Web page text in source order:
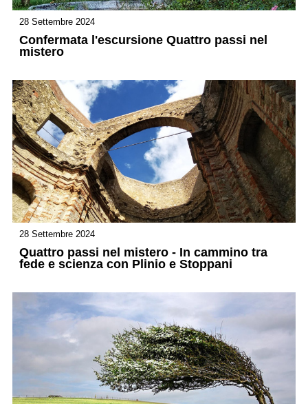
28 Settembre 2024
Confermata l'escursione Quattro passi nel
mistero
28 Settembre 2024
Quattro passi nel mistero - In cammino tra
fede e scienza con Plinio e Stoppani